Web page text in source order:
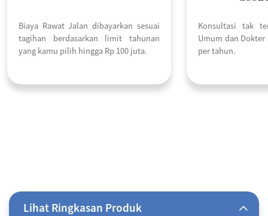
Biaya Rawat Jalan dibayarkan sesuai
tagihan berdasarkan limit tahunan
yang kamu pilih hingga Rp 100 juta.
Konsultasi tak
Umum dan Dokter
per tahun.
Lihat Ringkasan Produk